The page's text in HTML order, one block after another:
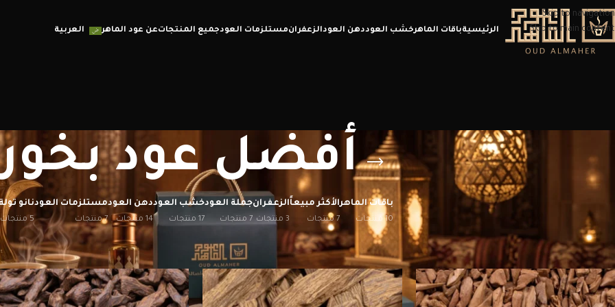
Skip to navigation
Skip to main content
الرئيسيةباقات الماهرخشب العوددهن العودالزعفرانمستلزمات العودجميع المنتجاتعن عود الماهر العربية
أفضل عود
باقات الماهر
10 منتجات
الأكثر مبيعاً
7 منتجات
الزعفران
3 منتجات
جملة العود
7 منتجات
خشب العود
17 منتجات
دهن العود
14 منتجات
مستلزمات العود
7 منتجات
نانو
5 منتجات
الرئيسية/ منتجات تحت الوسم “أفضل عود بخور” إظهار 12
20